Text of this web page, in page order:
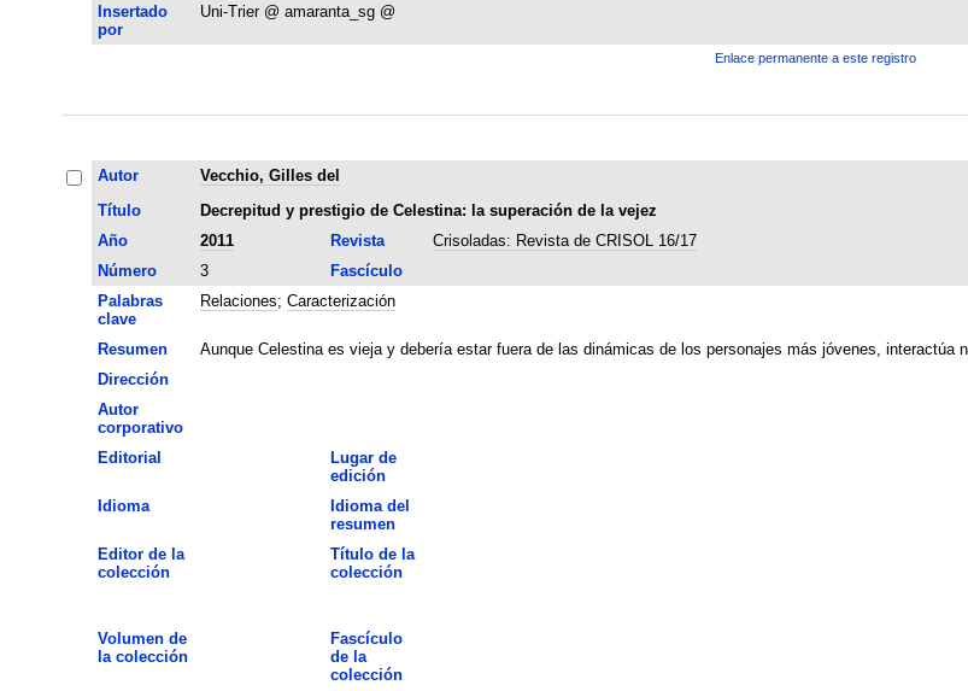
Insertado
por
Uni-Trier @ amaranta_sg @
Enlace permanente a este registro
Autor
Vecchio, Gilles del
Título
Decrepitud y prestigio de Celestina: la superación de la vejez
Año
2011 Revista Crisoladas: Revista de CRISOL 16/17
Número
3 Fascículo
Palabras
clave
Relaciones; Caracterización
Resumen
Aunque Celestina es vieja y debería estar fuera de las dinámicas de los personajes más jóvenes, interactúa
Dirección
Autor
corporativo
Editorial
Lugar de
edición
Idioma
Idioma del
resumen
Editor de la
colección
Título de la
colección
Volumen de
la colección
Fascículo
de la
colección